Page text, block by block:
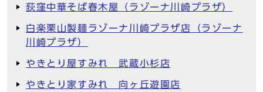
荻窪中華そば春木屋（ラゾーナ川崎プラザ）
白楽栗山製麺ラゾーナ川崎プラザ店（ラゾーナ
川崎プラザ）
やきとり屋すみれ 武蔵小杉店
やきとり家すみれ 向ヶ丘遊園店